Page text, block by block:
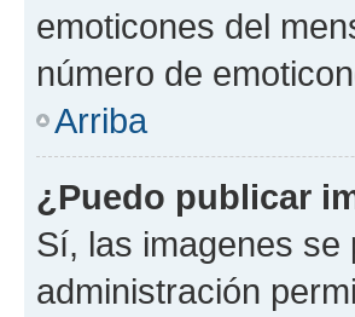
emoticones del
número de
Arriba
¿Puedo publicar
Sí, las imagenes se
administración